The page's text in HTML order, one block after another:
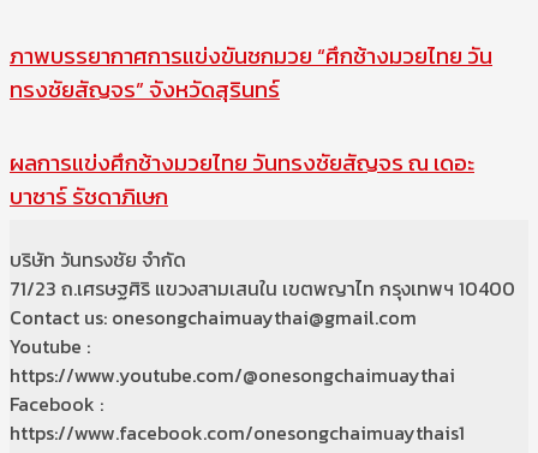
ภาพบรรยากาศการแข่งขันชกมวย “ศึกช้างมวยไทย วัน
ทรงชัยสัญจร” จังหวัดสุรินทร์
ผลการแข่งศึกช้างมวยไทย วันทรงชัยสัญจร ณ เดอะ
บาซาร์ รัชดาภิเษก
บริษัท วันทรงชัย จำกัด
71/23 ถ.เศรษฐศิริ แขวงสามเสนใน เขตพญาไท กรุงเทพฯ 10400
Contact us: onesongchaimuaythai@gmail.com
Youtube :
https://www.youtube.com/@onesongchaimuaythai
Facebook :
https://www.facebook.com/onesongchaimuaythais1